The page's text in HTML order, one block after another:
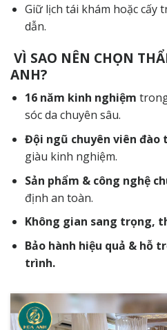
Giữ lịch tái khám hoặc
dẫn.
VÌ SAO NÊN CHỌN
ANH?
16 năm kinh nghiệm
sóc da chuyên sâu.
Đội ngũ chuyên viên đào
giàu kinh nghiệm.
Sản phẩm & công nghệ
định an toàn.
Không gian sang trọng,
Bảo hành hiệu quả & hỗ
trình.